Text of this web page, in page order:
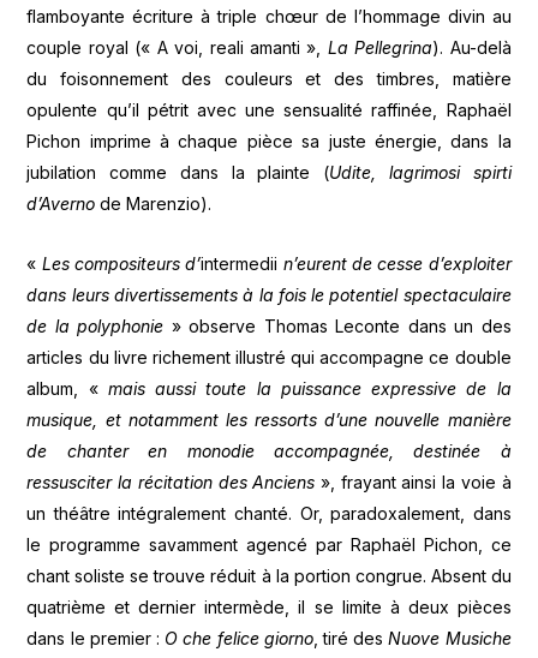
flamboyante écriture à triple chœur de l’hommage divin au
couple royal (« A voi, reali amanti », La Pellegrina). Au-delà
du foisonnement des couleurs et des timbres, matière
opulente qu’il pétrit avec une sensualité raffinée, Raphaël
Pichon imprime à chaque pièce sa juste énergie, dans la
jubilation comme dans la plainte (Udite, lagrimosi spirti
d’Avernode Marenzio).
« Les compositeurs d’intermedii n’eurent de cesse d’exploiter
dans leurs divertissements à la fois le potentiel spectaculaire
de la polyphonie » observe Thomas Leconte dans un des
articles du livre richement illustré qui accompagne ce double
album, « mais aussi toute la puissance expressive de la
musique, et notamment les ressorts d’une nouvelle manière
de chanter en monodie accompagnée, destinée à
ressusciter la récitation des Anciens », frayant ainsi la voie à
un théâtre intégralement chanté. Or, paradoxalement, dans
le programme savamment agencé par Raphaël Pichon, ce
chant soliste se trouve réduit à la portion congrue. Absent du
quatrième et dernier intermède, il se limite à deux pièces
dans le premier : O che felice giorno, tiré desNuove Musiche